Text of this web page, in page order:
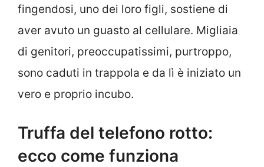
fingendosi, uno dei loro figli, sostiene di
aver avuto un guasto al cellulare. Migliaia
di genitori, preoccupatissimi, purtroppo,
sono caduti in trappola e da lì è iniziato un
vero e proprio incubo.
Truffa del telefono rotto:
ecco come funziona